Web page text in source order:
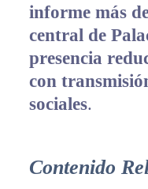
informe más
central de
presencia
con
sociales.
Contenido